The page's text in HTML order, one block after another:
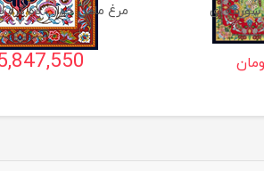
سورمه ای مرغ ماهی خوار ، ده